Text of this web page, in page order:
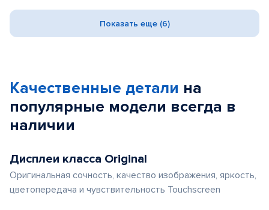
Показать еще (6)
Качественные детали на
популярные модели всегда в
наличии
Дисплеи класса Original
Оригинальная сочность, качество изображения, яркость,
цветопередача и чувствительность Touchscreen